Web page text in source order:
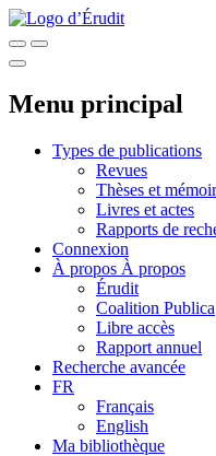
Menu principal
Types de publications
Revues
Thèses et
Livres et actes
Rapports de
Connexion
À propos À propos
Érudit
Coalition Publica
Libre accès
Rapport annuel
Recherche avancée
FR
Français
English
Ma bibliothèque